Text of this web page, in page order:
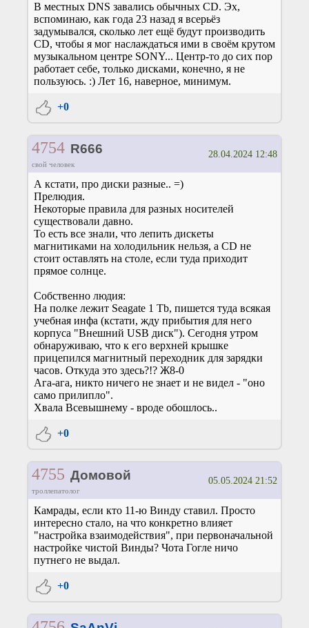
В местных DNS завались обычных CD. Эх,
вспоминаю, как года 23 назад я всерьёз
задумывался, сколько лет ещё будут производить
CD, чтобы я мог наслаждаться ими в своём крутом
музыкальном центре SONY... Центр-то до сих пор
работает себе, только дисками, конечно, я не
пользуюсь. :) Лет 16, наверное, минимум.
+0
4754 R666
свой человек
28.04.2024 12:48
А кстати, про диски разные.. =)
Прелюдия.
Некоторые правила для разных носителей
существовали давно.
То есть все знали, что лепить дискеты
магнитиками на холодильник нельзя, а CD не
стоит оставлять на столе, если туда приходит
прямое солнце.
Собственно людия:
На полке лежит Seagate 1 Tb, пишется туда всякая
учебная инфа (кстати, жду прибытия для него
корпуса "Внешний USB диск"). Сегодня утром
обнаруживаю, что к его верхней крышке
прицепился магнитный переходник для зарядки
часов. Откуда это здесь?!? Ж8-0
Ага-ага, никто ничего не знает и не видел - "оно
само прилипло".
Хвала Всевышнему - вроде обошлось..
+0
4755 Домовой
троллепатолог
05.05.2024 21:52
Камрады, если кто 11-ю Винду ставил. Просто
интересно стало, на что конкретно влияет
"настройка взаимодействия", при первоначальной
настройке чистой Винды? Чота Гогле ничо
путнего не выдал.
+0